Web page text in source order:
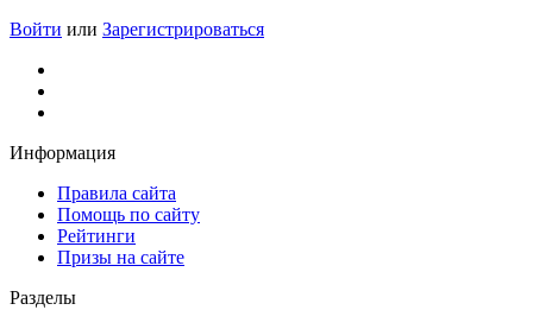
Войти или Зарегистрироваться
Информация
Правила сайта
Помощь по сайту
Рейтинги
Призы на сайте
Разделы